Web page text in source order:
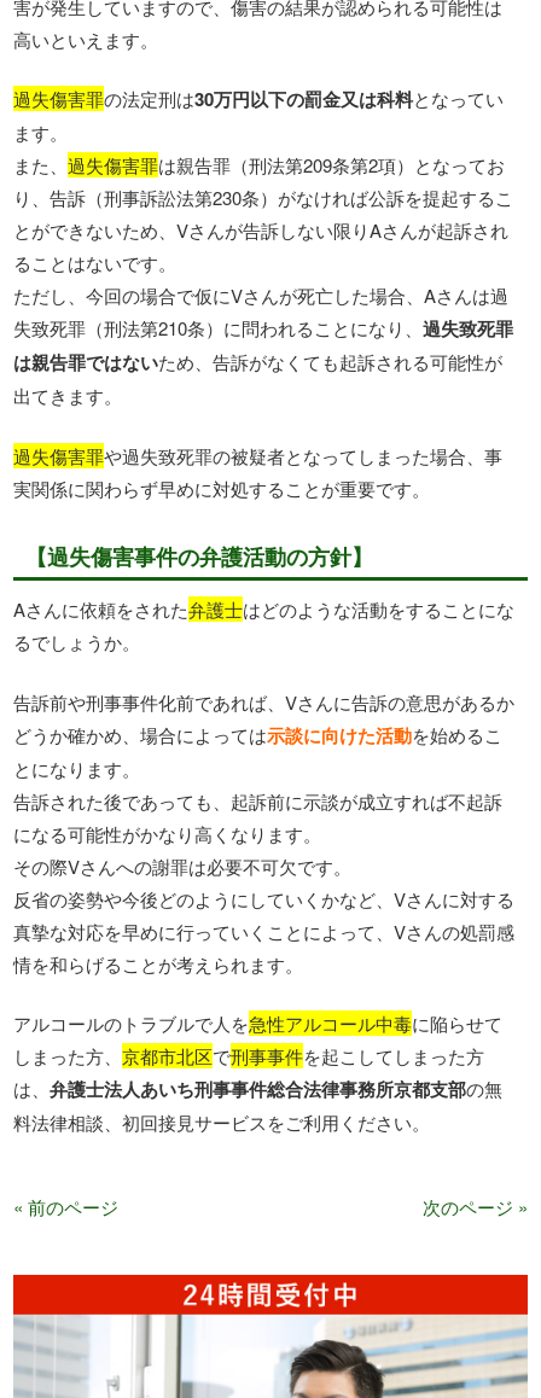
害が発生していますので、傷害の結果が認められる可能性は
高いといえます。
過失傷害罪の法定刑は30万円以下の罰金又は科料となってい
ます。
また、過失傷害罪は親告罪（刑法第209条第2項）となってお
り、告訴（刑事訴訟法第230条）がなければ公訴を提起するこ
とができないため、Vさんが告訴しない限りAさんが起訴され
ることはないです。
ただし、今回の場合で仮にVさんが死亡した場合、Aさんは過
失致死罪（刑法第210条）に問われることになり、過失致死罪
は親告罪ではないため、告訴がなくても起訴される可能性が
出てきます。
過失傷害罪や過失致死罪の被疑者となってしまった場合、事
実関係に関わらず早めに対処することが重要です。
【過失傷害事件の弁護活動の方針】
Aさんに依頼をされた弁護士はどのような活動をすることにな
るでしょうか。
告訴前や刑事事件化前であれば、Vさんに告訴の意思があるか
どうか確かめ、場合によっては示談に向けた活動を始めるこ
とになります。
告訴された後であっても、起訴前に示談が成立すれば不起訴
になる可能性がかなり高くなります。
その際Vさんへの謝罪は必要不可欠です。
反省の姿勢や今後どのようにしていくかなど、Vさんに対する
真摯な対応を早めに行っていくことによって、Vさんの処罰感
情を和らげることが考えられます。
アルコールのトラブルで人を急性アルコール中毒に陥らせて
しまった方、京都市北区で刑事事件を起こしてしまった方
は、弁護士法人あいち刑事事件総合法律事務所京都支部の無
料法律相談、初回接見サービスをご利用ください。
« 前のページ 次のページ »